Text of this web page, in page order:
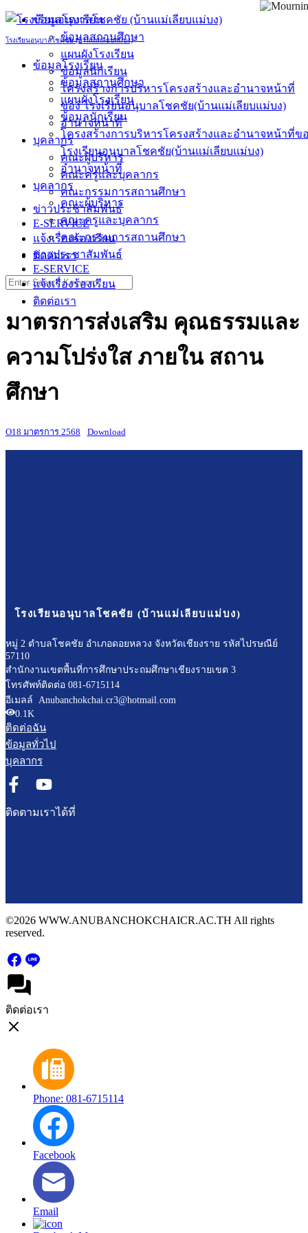
Skip
content
โรงเรียนอนุบาลโชคชัย (บ้านแม่เลียบแม่บง)
ข้อมูลโรงเรียน
ข้อมูลสถานศึกษา
แผนผังโรงเรียน
ข้อมูลนักเรียน
โครงสร้างการบริหารโครงสร้างและอำนาจหน้าที่ข
โรงเรียนอนุบาลโชคชัย(บ้านแม่เลียบแม่บง)
อำนาจหน้าที่
บุคลากร
คณะผู้บริหาร
คณะครูและบุคลากร
คณะกรรมการสถานศึกษา
ข่าวประชาสัมพันธ์
E-SERVICE
แจ้งเรื่องร้องเรียน
ติดต่อเรา
ข้อมูลโรงเรียน
ข้อมูลสถานศึกษา
แผนผังโรงเรียน
ข้อมูลนักเรียน
โครงสร้างการบริหารโครงสร้างและอำนาจหน้าที่
ของ โรงเรียนอนุบาลโชคชัย(บ้านแม่เลียบแม่บง)
อำนาจหน้าที่
บุคลากร
คณะผู้บริหาร
คณะครูและบุคลากร
คณะกรรมการสถานศึกษา
ข่าวประชาสัมพันธ์
E-SERVICE
แจ้งเรื่องร้องเรียน
ติดต่อเรา
Search
for:
มาตรการส่งเสริม คุณธรรมและ
ความโปร่งใส ภายใน สถาน
ศึกษา
O18 มาตรการ 2568 Download
โรงเรียนอนุบาลโชคชัย (บ้านแม่เลียบแม่บง)
หมู่ 2 ตำบลโชคชัย อำเภอดอยหลวง จังหวัดเชียงราย รหัสไปรษณีย์
57110
สำนักงานเขตพื้นที่การศึกษาประถมศึกษาเชียงรายเขต 3
โทรศัพท์ติดต่อ 081-6715114
อีเมลล์ Anubanchokchai.cr3@hotmail.com
0.1K
ติดต่อฉัน
ข้อมูลทั่วไป
บุคลากร
ติดตามเราได้ที่
©2026 WWW.ANUBANCHOKCHAICR.AC.TH All rights
reserved.
ติดต่อเรา
Phone: 081-6715114
Facebook
Email